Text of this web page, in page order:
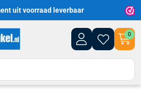
uit voorraad leverbaar
0